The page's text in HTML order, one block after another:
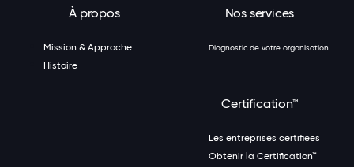
À propos
Mission & Approche
Histoire
Nos services
Diagnostic de votre organisation
Certification™
Les entreprises certifiées
Obtenir la Certification™